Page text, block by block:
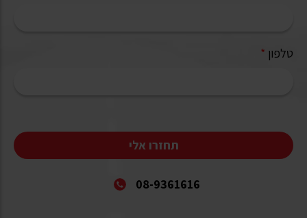
טלפון *
תחזרו אלי
08-9361616